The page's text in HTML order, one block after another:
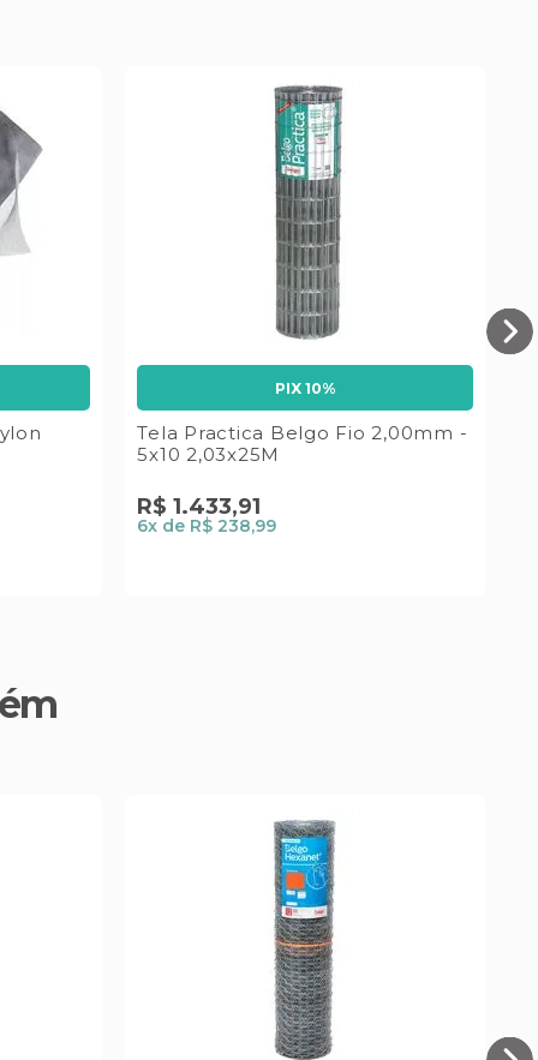
PIX 10%
Tela Practica Belgo Fio 2,00mm -
5x10 2,03x25M
R$ 1.433,91
6x de R$ 238,99